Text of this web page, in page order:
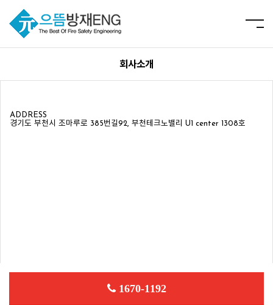
회사소개
ADDRESS
경기도 부천시 조마루로 385번길92, 부천테크노밸리 U1 center 1308호
1670-1192